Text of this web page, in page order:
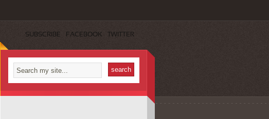
SUBSCRIBE FACEBOOK TWITTER